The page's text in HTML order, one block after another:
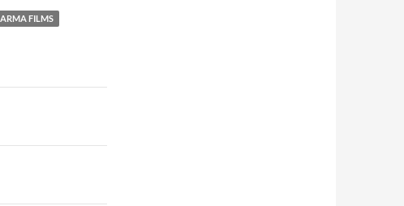
FILMS